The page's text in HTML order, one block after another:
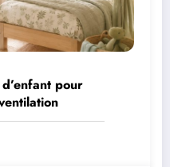
pour